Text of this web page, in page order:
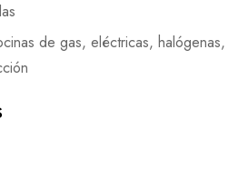
de gas, eléctricas, halógenas,